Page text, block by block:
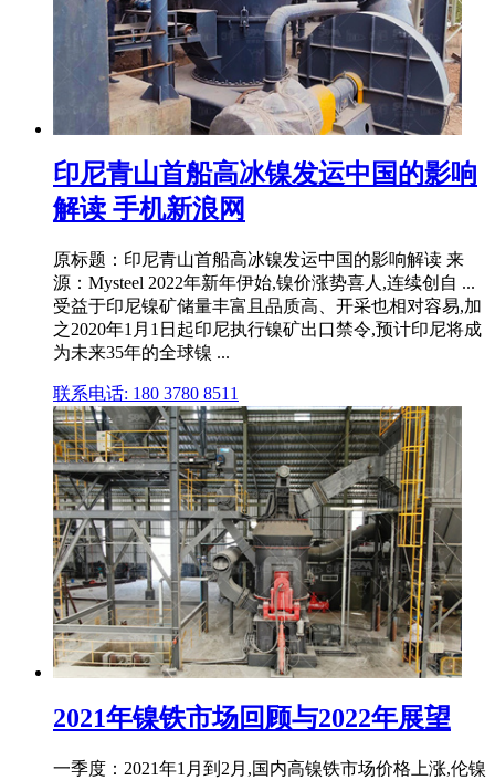
印尼青山首船高冰镍发运中国的影响
解读 手机新浪网
原标题：印尼青山首船高冰镍发运中国的影响解读 来
源：Mysteel 2022年新年伊始,镍价涨势喜人,连续创自 ...
受益于印尼镍矿储量丰富且品质高、开采也相对容易,加
之2020年1月1日起印尼执行镍矿出口禁令,预计印尼将成
为未来35年的全球镍 ...
联系电话: 180 3780 8511
2021年镍铁市场回顾与2022年展望
一季度：2021年1月到2月,国内高镍铁市场价格上涨,伦镍